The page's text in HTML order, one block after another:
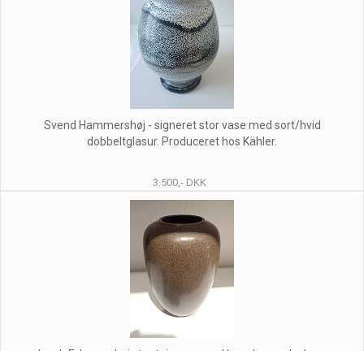
Svend Hammershøj - signeret stor vase med sort/hvid
dobbeltglasur. Produceret hos Kähler.
3.500,- DKK